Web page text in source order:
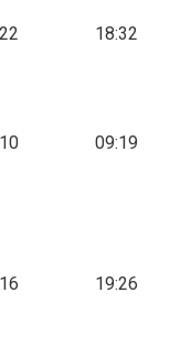
18:32
09:19
19:26